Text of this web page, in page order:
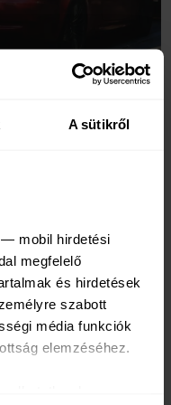
A sütikről
mobil hirdetési
megfelelő
és hirdetések
szabott
média funkciók
elemzéséhez
az érdeklődők száma
ha azonban
kisebb eséllyel
Cikkünkben
tippeket!